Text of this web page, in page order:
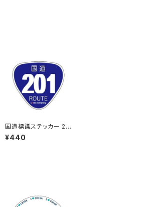
国道標識ステッカー 20
1号線
¥440